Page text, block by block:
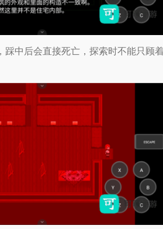
踩中后会直接死亡，探索时不能只顾